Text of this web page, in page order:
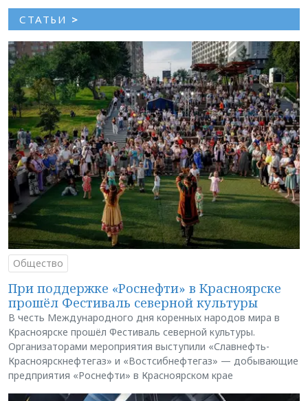
СТАТЬИ >
Общество
При поддержке «Роснефти» в Красноярске
прошёл Фестиваль северной культуры
В честь Международного дня коренных народов мира в
Красноярске прошёл Фестиваль северной культуры.
Организаторами мероприятия выступили «Славнефть-
Красноярскнефтегаз» и «Востсибнефтегаз» — добывающие
предприятия «Роснефти» в Красноярском крае